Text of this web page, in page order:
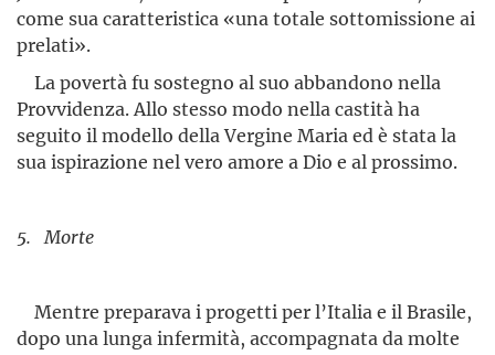
come sua caratteristica «una totale sottomissione ai
prelati».
La povertà fu sostegno al suo abbandono nella
Provvidenza. Allo stesso modo nella castità ha
seguito il modello della Vergine Maria ed è stata la
sua ispirazione nel vero amore a Dio e al prossimo.
5. Morte
Mentre preparava i progetti per l’Italia e il Brasile,
dopo una lunga infermità, accompagnata da molte